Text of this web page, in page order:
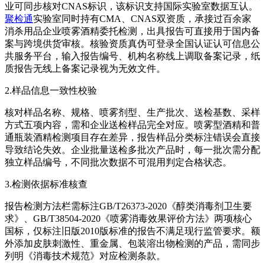
业可同步核对CNAS标识，该标识支持国际实验室数据互认。
聚检通实验室同时持有CMA、CNAS双资质，承接过百余家
消杀用品企业喷雾酒精委托检测，出具报告可直接用于国内备
案与跨境供货审核。核验资质真伪可登录全国认证认可信息公
共服务平台，输入报告编号、机构名称线上调取备案记录，纸
质报告无线上备案记录视为无效文件。
2.样品信息一致性校验
核对样品名称、规格、喷雾剂型、生产批次、送检基数、采样
方式五项内容，需和企业送检样品完全对应。喷雾型酒精和普
通瓶装酒精检测项目存在差异，报告样品分类标注错误会直接
导致结论失效。企业批量送检多批次产品时，每一批次需分配
独立样品编号，不同批次数据不可混用判定合格状态。
3.检测依据标准核查
报告检测方法栏需标注GB/T26373-2020《醇类消毒剂卫生要
求》、GB/T38504-2020《喷雾消毒效果评价方法》两项核心
国标，仅标注旧版2010版标准的报告不满足现行监管要求。额
外添加皮肤刺激性、重金属、包装溶出物检测的产品，需同步
列明《消毒技术规范》对应检测条款。